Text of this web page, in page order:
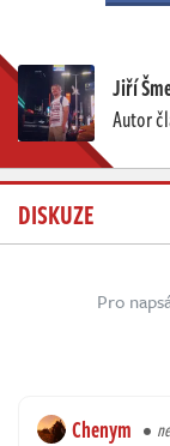
Jiří
Autor
DISKUZE
Pro
Chenym